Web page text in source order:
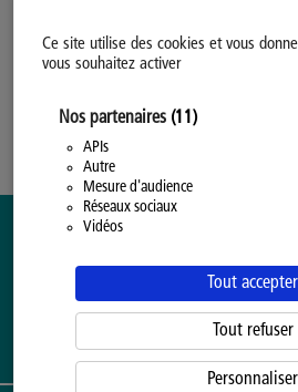
Ce site utilise des cookies et vous
vous souhaitez activer
Nos partenaires (11)
APIs
Autre
Mesure d'audience
Réseaux sociaux
Vidéos
Tout accepter
Tout refuser
Personnaliser
Politique Générale de